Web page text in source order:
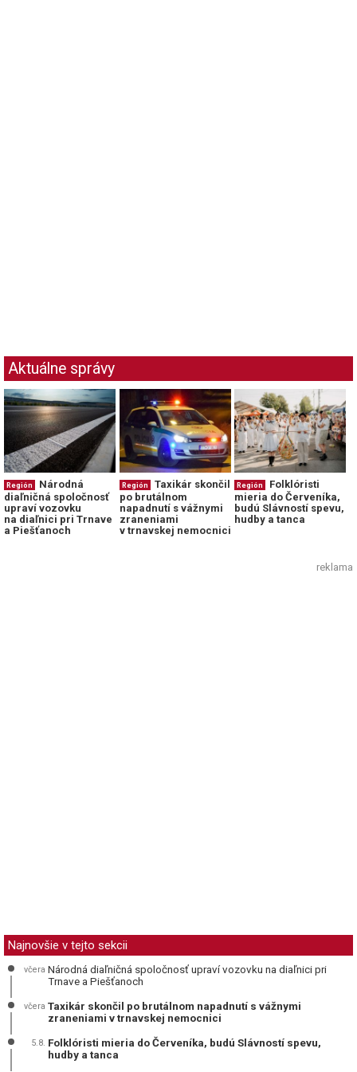
Aktuálne správy
Región
Národná
diaľničná spoločnosť
upraví vozovku
na diaľnici pri Trnave
a Piešťanoch
Región
Taxikár skončil
po brutálnom
napadnutí s vážnymi
zraneniami
v trnavskej nemocnici
Región
Folklóristi
mieria do Červeníka,
budú Slávností spevu,
hudby a tanca
reklama
Najnovšie v tejto sekcii
včera Národná diaľničná spoločnosť upraví vozovku na diaľnici pri
Trnave a Piešťanoch
včera Taxikár skončil po brutálnom napadnutí s vážnymi
zraneniami v trnavskej nemocnici
5.8. Folklóristi mieria do Červeníka, budú Slávností spevu,
hudby a tanca